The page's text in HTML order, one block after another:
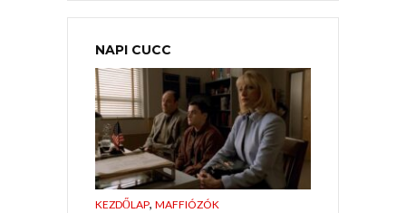
NAPI CUCC
KEZDŐLAP, MAFFIÓZÓK